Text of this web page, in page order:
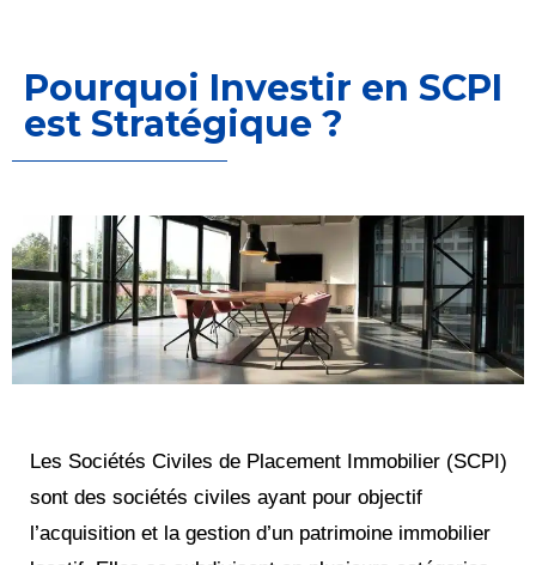
Pourquoi Investir en SCPI
est Stratégique ?
Les Sociétés Civiles de Placement Immobilier (SCPI)
sont des sociétés civiles ayant pour objectif
l’acquisition et la gestion d’un patrimoine immobilier